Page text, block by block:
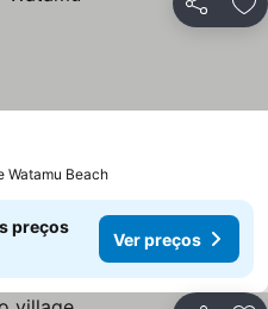
Partilhar
Watamu Beach
preços
Ver preços